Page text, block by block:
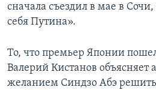
сначала съездил в мае в
себя Путина».
То, что премьер Японии
Валерий Кистанов
желанием Синдзо Абэ